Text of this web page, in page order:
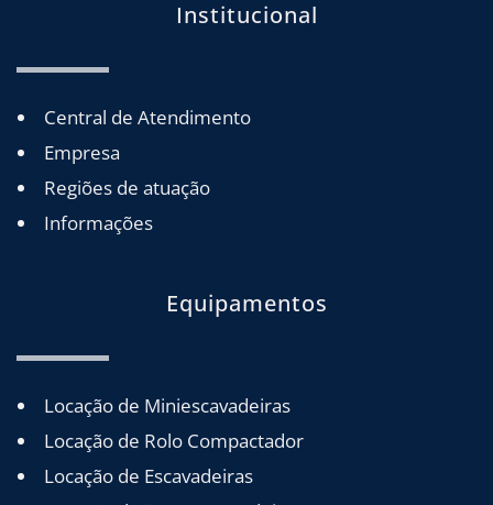
Institucional
Central de Atendimento
Empresa
Regiões de atuação
Informações
Equipamentos
Locação de Miniescavadeiras
Locação de Rolo Compactador
Locação de Escavadeiras